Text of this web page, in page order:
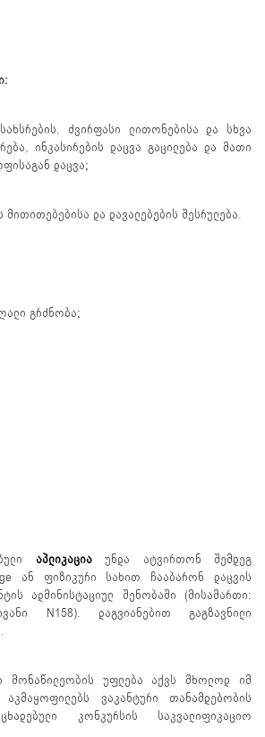
ძვირფასი ლითონებისა და სხვა
ინკასირების დაცვა გაცილება და მათი
დაცვა;
მითითებებისა და დავალებების შესრულება.
გრძნობა;
აპლიკაცია
უნდა ატვირთონ შემდეგ
ან ფიზიკური სახით ჩააბარონ დაცვის
ადმინისტაციულ შენობაში (მისამართი:
N158). დაგვიანებით გაგზავნილი
მონაწილეობის უფლება აქვს მხოლოდ იმ
ვაკანტური თანამდებობის
კონკურსის საკვალიფიკაციო